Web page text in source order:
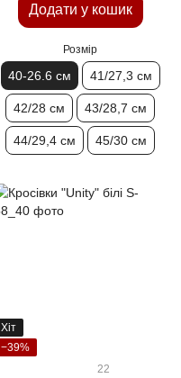
Додати у кошик
Розмір
40-26.6 см 41/27,3 см
42/28 см 43/28,7 см
44/29,4 см 45/30 см
Хіт
−39%
22